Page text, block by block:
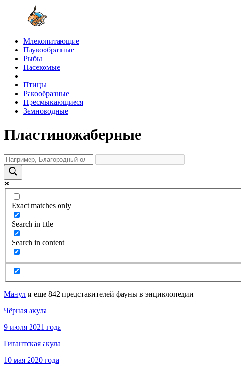
Млекопитающие
Паукообразные
Рыбы
Насекомые
Птицы
Ракообразные
Пресмыкающиеся
Земноводные
Пластиножаберные
Exact matches only
Search in title
Search in content
Манул и еще 842 представителей фауны в энциклопедии
Чёрная акула
9 июля 2021 года
Гигантская акула
10 мая 2020 года